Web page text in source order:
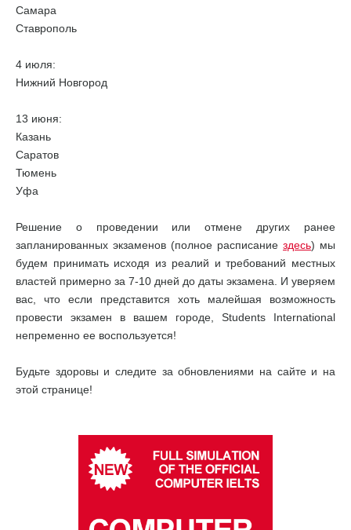
Самара
Ставрополь
4 июля:
Нижний Новгород
13 июня:
Казань
Саратов
Тюмень
Уфа
Решение о проведении или отмене других ранее
запланированных экзаменов (полное расписание здесь) мы
будем принимать исходя из реалий и требований местных
властей примерно за 7-10 дней до даты экзамена. И уверяем
вас, что если представится хоть малейшая возможность
провести экзамен в вашем городе, Students International
непременно ее воспользуется!
Будьте здоровы и следите за обновлениями на сайте и на
этой странице!